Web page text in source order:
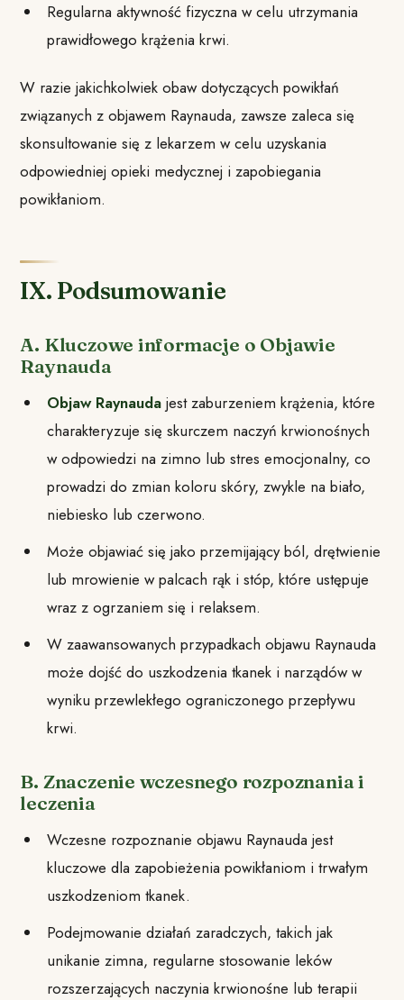
Regularna aktywność fizyczna w celu utrzymania
prawidłowego krążenia krwi.
W razie jakichkolwiek obaw dotyczących powikłań
związanych z objawem Raynauda, zawsze zaleca się
skonsultowanie się z lekarzem w celu uzyskania
odpowiedniej opieki medycznej i zapobiegania
powikłaniom.
IX. Podsumowanie
A. Kluczowe informacje o Objawie
Raynauda
Objaw Raynaudajest zaburzeniem krążenia, które
charakteryzuje się skurczem naczyń krwionośnych
w odpowiedzi na zimno lub stres emocjonalny, co
prowadzi do zmian koloru skóry, zwykle na biało,
niebiesko lub czerwono.
Może objawiać się jako przemijający ból, drętwienie
lub mrowienie w palcach rąk i stóp, które ustępuje
wraz z ogrzaniem się i relaksem.
W zaawansowanych przypadkach objawu Raynauda
może dojść do uszkodzenia tkanek i narządów w
wyniku przewlekłego ograniczonego przepływu
krwi.
B. Znaczenie wczesnego rozpoznania i
leczenia
Wczesne rozpoznanie objawu Raynauda jest
kluczowe dla zapobieżenia powikłaniom i trwałym
uszkodzeniom tkanek.
Podejmowanie działań zaradczych, takich jak
unikanie zimna, regularne stosowanie leków
rozszerzających naczynia krwionośne lub terapii